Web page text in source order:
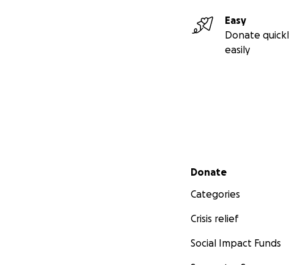
Easy
Donate
easily
Secondary menu
Donate
Categories
Crisis relief
Social Impact Funds